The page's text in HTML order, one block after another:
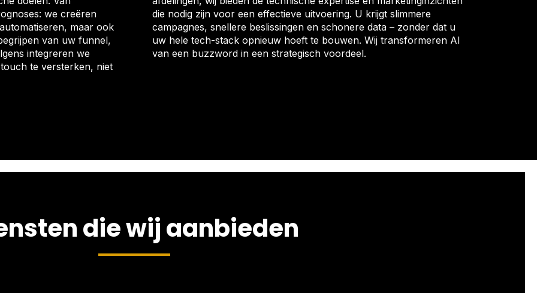
we creëren
maar ook
van uw funnel,
integreren we
te versterken, niet
die nodig zijn voor een effectieve uitvoering. U krijgt slimmere
campagnes, snellere beslissingen en schonere data – zonder dat u
uw hele tech-stack opnieuw hoeft te bouwen. Wij transformeren AI
van een buzzword in een strategisch voordeel.
die wij aanbieden